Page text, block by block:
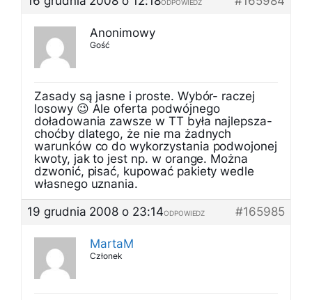
ODPOWIEDZ
Anonimowy
Gość
Zasady są jasne i proste. Wybór- raczej
losowy 😉 Ale oferta podwójnego
doładowania zawsze w TT była najlepsza-
choćby dlatego, że nie ma żadnych
warunków co do wykorzystania podwojonej
kwoty, jak to jest np. w orange. Można
dzwonić, pisać, kupować pakiety wedle
własnego uznania.
19 grudnia 2008 o 23:14
#165985
ODPOWIEDZ
MartaM
Członek